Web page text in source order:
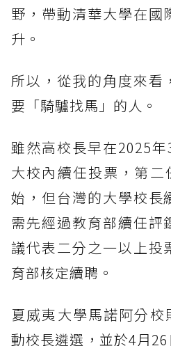
野，帶動清華大學在國
升。
所以，從我的角度來看
要「騎驢找馬」的人。
雖然高校長早在2025
大校內續任投票，第
始，但台灣的大學校長
需先經過教育部續任評
議代表二分之一以上投
育部核定續聘。
夏威夷大學馬諾阿分
動校長遴選，並於4月